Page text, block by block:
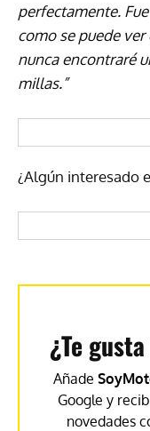
perfectamente.
como se puede
nunca encontraré
millas.”
¿Algún interesado
¿Te
Añade
Google y
novedades